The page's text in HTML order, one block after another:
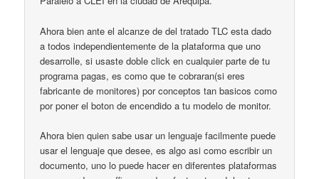
Ahora bien ante el alcanze de del tratado TLC esta dado
a todos independientemente de la plataforma que uno
desarrolle, si usaste doble click en cualquier parte de tu
programa pagas, es como que te cobraran(si eres
fabricante de monitores) por conceptos tan basicos como
por poner el boton de encendido a tu modelo de monitor.
Ahora bien quien sabe usar un lenguaje facilmente puede
usar el lenguaje que desee, es algo asi como escribir un
documento, uno lo puede hacer en diferentes plataformas